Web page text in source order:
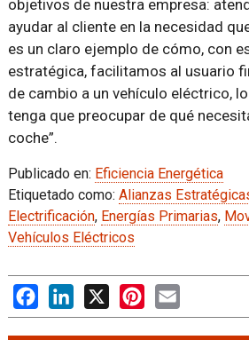
objetivos de nuestra empresa:
ayudar al cliente en la necesidad
es un claro ejemplo de cómo, con
estratégica, facilitamos al usuario
de cambio a un vehículo eléctrico,
tenga que preocupar de qué
coche”.
Publicado en: Eficiencia Energética
Etiquetado como: Alianzas
Electrificación, Energías Primarias,
Vehículos Eléctricos
FacebookLinkedIn
X PinterestEmail